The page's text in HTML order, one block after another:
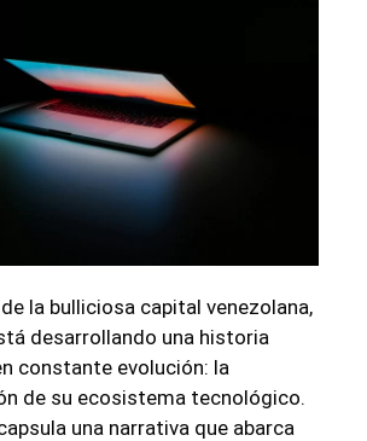
la bulliciosa capital venezolana,
desarrollando una historia
constante evolución: la
de su ecosistema tecnológico.
una narrativa que abarca